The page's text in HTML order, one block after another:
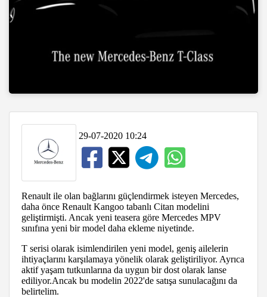
29-07-2020 10:24
Renault ile olan bağlarını güçlendirmek isteyen Mercedes,
daha önce Renault Kangoo tabanlı Citan modelini
geliştirmişti. Ancak yeni teasera göre Mercedes MPV
sınıfına yeni bir model daha ekleme niyetinde.
T serisi olarak isimlendirilen yeni model, geniş ailelerin
ihtiyaçlarını karşılamaya yönelik olarak geliştiriliyor. Ayrıca
aktif yaşam tutkunlarına da uygun bir dost olarak lanse
ediliyor.Ancak bu modelin 2022'de satışa sunulacağını da
belirtelim.